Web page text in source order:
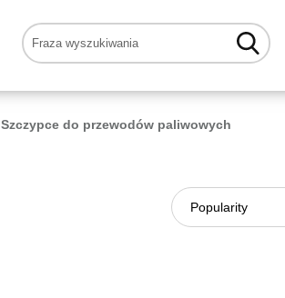
Szczypce do przewodów paliwowych